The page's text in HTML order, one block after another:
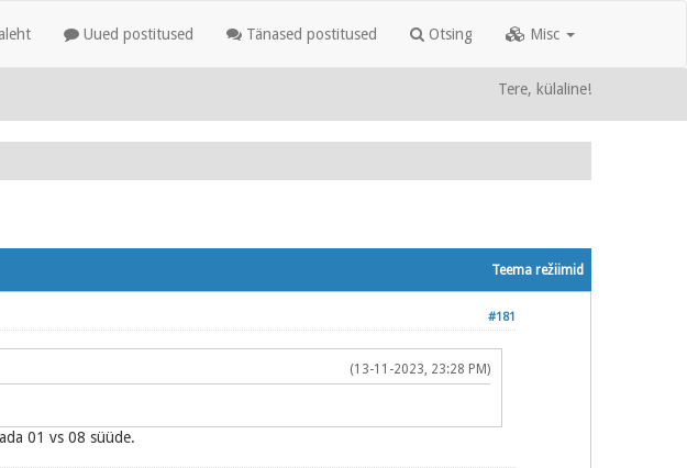
Uued postitused Tänased postitused Otsing Misc
Tere, külaline!
Teema režiimid
#181
(13-11-2023, 23:28 PM)
01 vs 08 süüde.